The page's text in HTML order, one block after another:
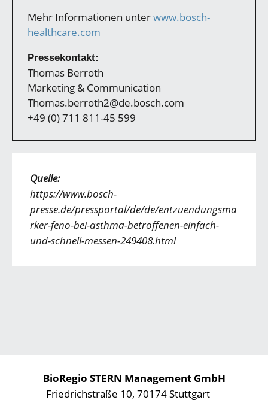
Mehr Informationen unterwww.bosch-
healthcare.com
Pressekontakt:
Thomas Berroth
Marketing & Communication
Thomas.berroth2@de.bosch.com
+49 (0) 711 811-45 599
Quelle:
https://www.bosch-
presse.de/pressportal/de/de/entzuendungsma
rker-feno-bei-asthma-betroffenen-einfach-
und-schnell-messen-249408.html
BioRegio STERN Management GmbH
Friedrichstraße 10, 70174 Stuttgart